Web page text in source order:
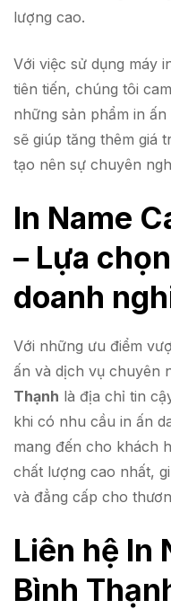
lượng cao.
Với việc sử dụng máy
tiên tiến, chúng tôi
những sản phẩm in
sẽ giúp tăng thêm giá
tạo nên sự chuyên
In Name
– Lựa
doanh
Với những ưu điểm
ấn và dịch vụ chuyên
Thạnh là địa chỉ tin
khi có nhu cầu in ấn
mang đến cho khách
chất lượng cao nhất,
và đẳng cấp cho
Liên hệ In
Bình